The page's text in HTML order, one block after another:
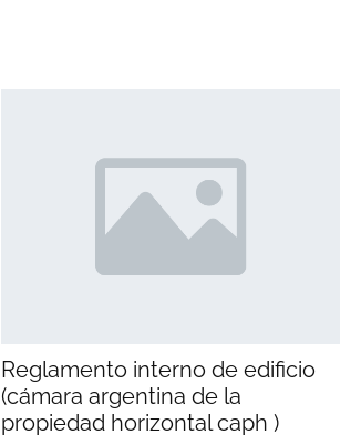
Reglamento interno de edificio
(cámara argentina de la
propiedad horizontal caph )